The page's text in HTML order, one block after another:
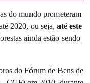
do mundo prometeram
2020, ou seja, até este
ainda estão sendo
do Fórum de Bens de